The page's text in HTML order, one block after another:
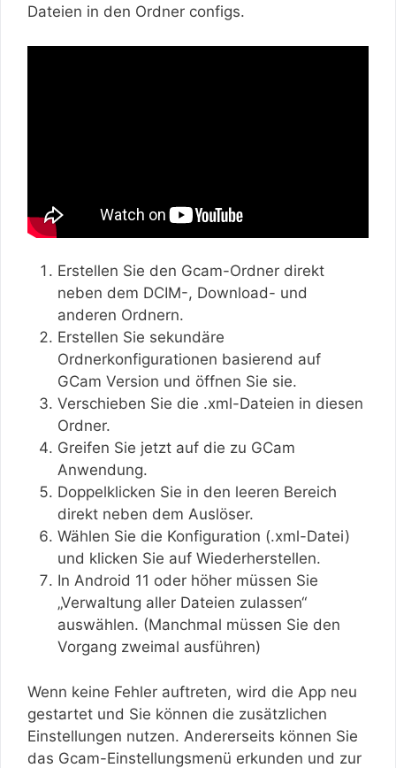
Dateien in den Ordner configs.
Erstellen Sie den Gcam-Ordner direkt
neben dem DCIM-, Download- und
anderen Ordnern.
Erstellen Sie sekundäre
Ordnerkonfigurationen basierend auf
GCam Version und öffnen Sie sie.
Verschieben Sie die .xml-Dateien in diesen
Ordner.
Greifen Sie jetzt auf die zu GCam
Anwendung.
Doppelklicken Sie in den leeren Bereich
direkt neben dem Auslöser.
Wählen Sie die Konfiguration (.xml-Datei)
und klicken Sie auf Wiederherstellen.
In Android 11 oder höher müssen Sie
„Verwaltung aller Dateien zulassen“
auswählen. (Manchmal müssen Sie den
Vorgang zweimal ausführen)
Wenn keine Fehler auftreten, wird die App neu
gestartet und Sie können die zusätzlichen
Einstellungen nutzen. Andererseits können Sie
das Gcam-Einstellungsmenü erkunden und zur